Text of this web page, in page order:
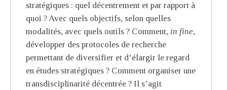
stratégiques : quel décentrement et par rapport à
quoi ? Avec quels objectifs, selon quelles
modalités, avec quels outils ? Comment, in fine,
développer des protocoles de recherche
permettant de diversifier et d’élargir le regard
en études stratégiques ? Comment organiser une
transdisciplinarité décentrée ? Il s’agit